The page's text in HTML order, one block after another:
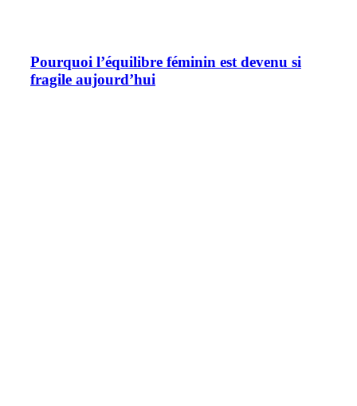
Pourquoi l’équilibre féminin est devenu si
fragile aujourd’hui